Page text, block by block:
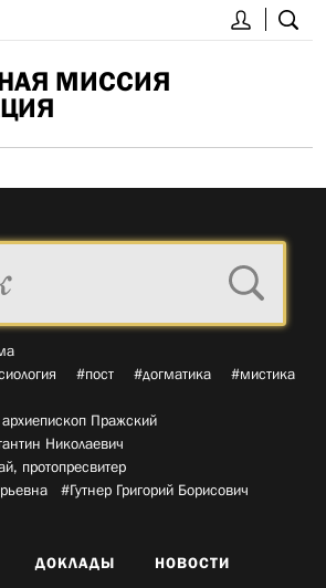
МИССИЯ
#пост #догматика #мистика
Пражский­
Николаевич­
протопресвитер­
#Гутнер Григорий Борисович­
ДОКЛАДЫ НОВОСТИ